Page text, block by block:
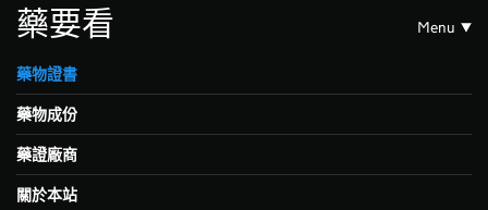
藥要看 Menu
藥物證書
藥物成份
藥證廠商
關於本站